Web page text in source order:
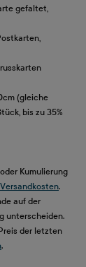
gefaltet,
(gleiche
bis zu 35%
Kumulierung
Versandkosten.
auf der
unterscheiden.
der letzten
.